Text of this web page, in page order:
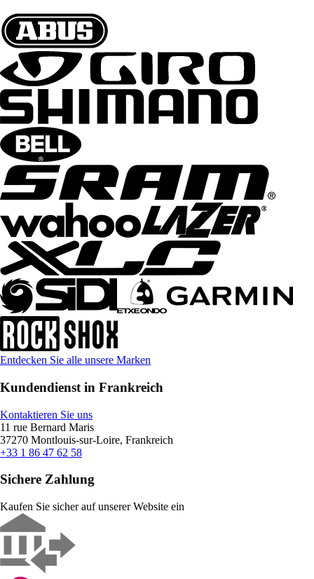
Entdecken Sie alle unsere Marken
Kundendienst in Frankreich
Kontaktieren Sie uns
11 rue Bernard Maris
37270 Montlouis-sur-Loire, Frankreich
+33 1 86 47 62 58
Sichere Zahlung
Kaufen Sie sicher auf unserer Website ein